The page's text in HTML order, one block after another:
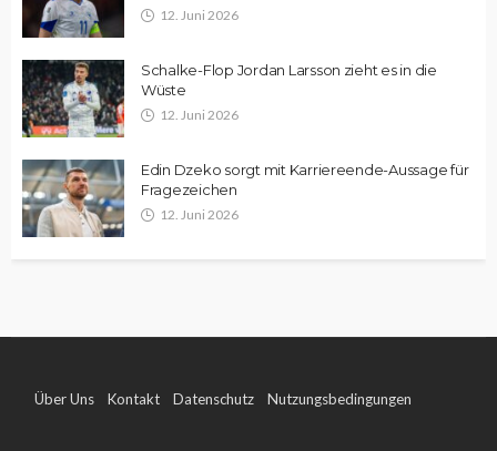
12. Juni 2026
Schalke-Flop Jordan Larsson zieht es in die
Wüste
12. Juni 2026
Edin Dzeko sorgt mit Karriereende-Aussage für
Fragezeichen
12. Juni 2026
Über Uns Kontakt Datenschutz Nutzungsbedingungen